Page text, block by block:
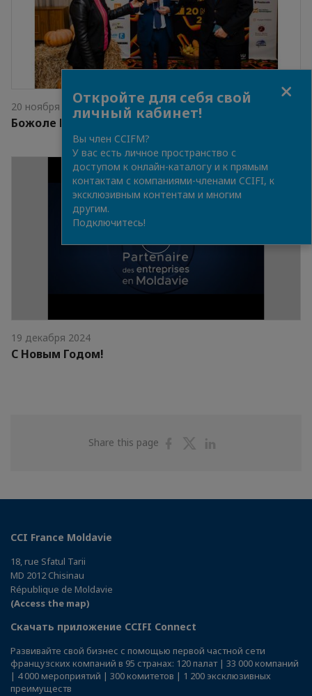
20 ноября 2025
Божоле Нуво уже здесь!
19 декабря 2024
С Новым Годом!
Share this page
ShareShare
CCI France Moldavie
18, rue Sfatul Tarii
MD 2012 Chisinau
République de Moldavie
(Access the map)
Скачать приложение CCIFI Connect
Развивайте свой бизнес с помощью первой частной сети
французских компаний в 95 странах: 120 палат | 33 000 компаний
| 4 000 мероприятий | 300 комитетов | 1 200 эксклюзивных
преимуществ
Откройте для себя свой
личный кабинет!
Вы член CCIFM?
У вас есть личное пространство с
доступом к онлайн-каталогу и к прямым
контактам с компаниями-членами CCIFI, к
эксклюзивным контентам и многим
другим.
Подключитесь!